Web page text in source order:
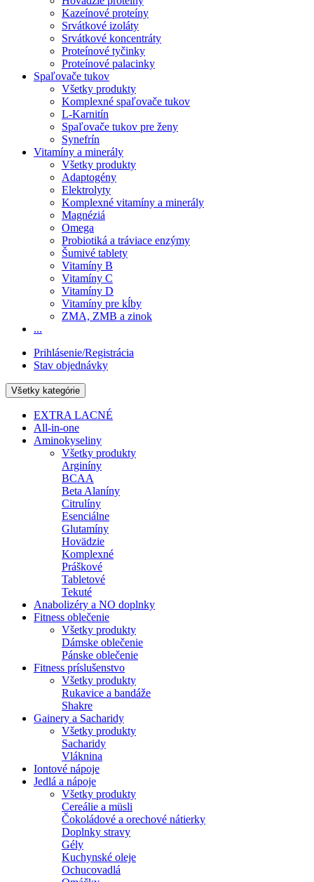
Kazeínové proteíny
Srvátkové izoláty
Srvátkové koncentráty
Proteínové tyčinky
Proteínové palacinky
Spaľovače tukov
Všetky produkty
Komplexné spaľovače tukov
L-Karnitín
Spaľovače tukov pre ženy
Synefrín
Vitamíny a minerály
Všetky produkty
Adaptogény
Elektrolyty
Komplexné vitamíny a minerály
Magnéziá
Omega
Probiotiká a tráviace enzýmy
Šumivé tablety
Vitamíny B
Vitamíny C
Vitamíny D
Vitamíny pre kĺby
ZMA, ZMB a zinok
...
Prihlásenie/Registrácia
Stav objednávky
Všetky kategórie
EXTRA LACNÉ
All-in-one
Aminokyseliny
Všetky produkty
Arginíny
BCAA
Beta Alaníny
Citrulíny
Esenciálne
Glutamíny
Hovädzie
Komplexné
Práškové
Tabletové
Tekuté
Anabolizéry a NO doplnky
Fitness oblečenie
Všetky produkty
Dámske oblečenie
Pánske oblečenie
Fitness príslušenstvo
Všetky produkty
Rukavice a bandáže
Shakre
Gainery a Sacharidy
Všetky produkty
Sacharidy
Vláknina
Iontové nápoje
Jedlá a nápoje
Všetky produkty
Cereálie a müsli
Čokoládové a orechové nátierky
Doplnky stravy
Gély
Kuchynské oleje
Ochucovadlá